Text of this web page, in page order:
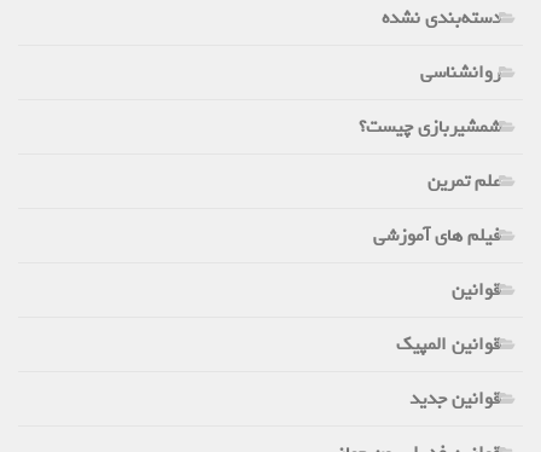
دسته‌بندی نشده
روانشناسی
شمشیربازی چیست؟
علم تمرین
فیلم های آموزشی
قوانین
قوانین المپیک
قوانین جدید